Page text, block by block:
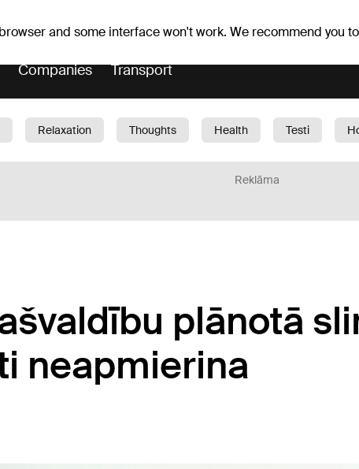
and some interface won't work. We recommend you
Companies Transport
Relaxation Thoughts Health Testi
Reklāma
plānotā
neapmierina